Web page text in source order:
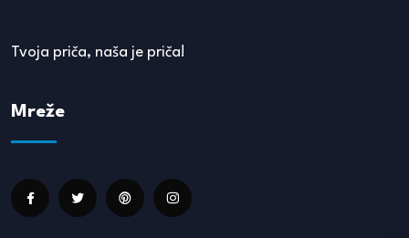
Tvoja priča, naša je priča!
Mreže